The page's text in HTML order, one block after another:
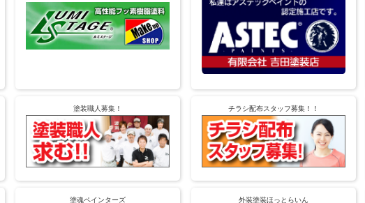
塗装職人募集！ チラシ配布スタッフ募集！！
塗魂ペインターズ 外装塗装ほっとらいん